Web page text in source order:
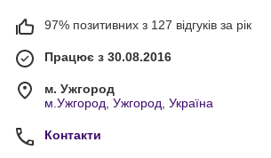
97% позитивних з 127 відгуків за рік
Працює з 30.08.2016
м. Ужгород
м.Ужгород, Ужгород, Україна
Контакти